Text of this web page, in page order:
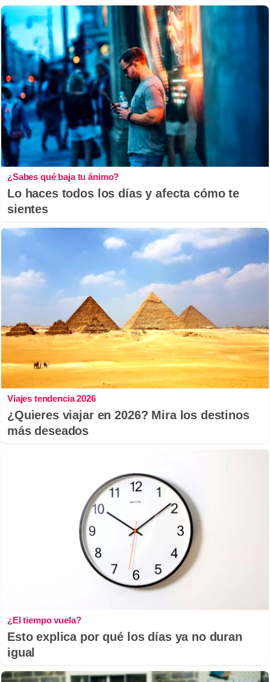
¿Sabes qué baja tu ánimo?
Lo haces todos los días y afecta cómo te
sientes
Viajes tendencia 2026
¿Quieres viajar en 2026? Mira los destinos
más deseados
¿El tiempo vuela?
Esto explica por qué los días ya no duran
igual